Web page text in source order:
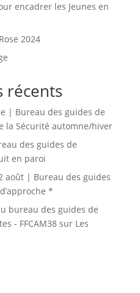
encadrer les Jeunes en
2024
récents
| Bureau des guides de
la Sécurité automne/hiver
des guides de
en paroi
août | Bureau des guides
*
bureau des guides de
- FFCAM38sur Les